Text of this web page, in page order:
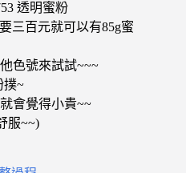
透明蜜粉
三百元就可以有85g蜜
色號來試試~~~
撲~
會覺得小貴~~
服~~)